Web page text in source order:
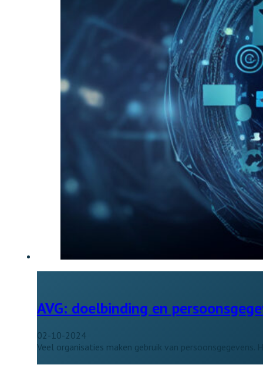
AVG: doelbinding en
02-10-2024
Veel organisaties maken gebruik van